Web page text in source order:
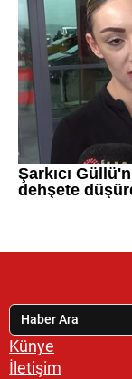
Künye
İletişim